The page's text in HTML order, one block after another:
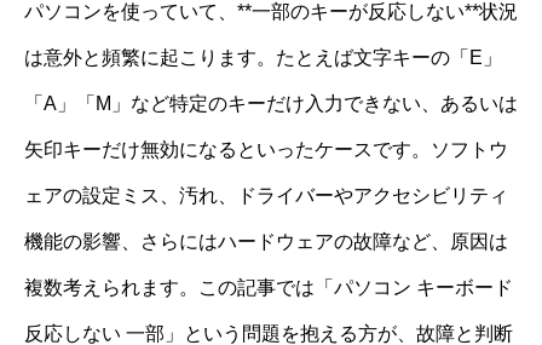
パソコンを使っていて、**一部のキーが反応しない**状況
は意外と頻繁に起こります。たとえば文字キーの「E」
「A」「M」など特定のキーだけ入力できない、あるいは
矢印キーだけ無効になるといったケースです。ソフトウ
ェアの設定ミス、汚れ、ドライバーやアクセシビリティ
機能の影響、さらにはハードウェアの故障など、原因は
複数考えられます。この記事では「パソコン キーボード
反応しない 一部」という問題を抱える方が、故障と判断